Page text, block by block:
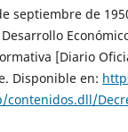
septiembre de
[Diario
Disponible en:
contenidos.dll/